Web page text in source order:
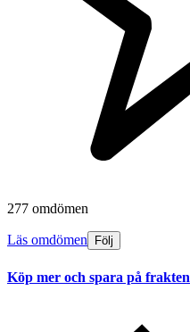
277 omdömen
Läs omdömen Följ
Köp mer och spara på frakten